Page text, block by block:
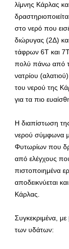
λίμνης Κάρλας
στο νερό που
διώρυγας (2Δ)
τάφρων 6Τ και
πολύ πάνω από
νατρίου
του νερού της
για τα πιο
Η διαπίστωση
νερού σύμφωνα
Φυτωρίων που
από ελέγχους
πιστοποιημένα
αποδεικνύεται
Κάρλας.
Συγκεκριμένα,
των υδάτων: